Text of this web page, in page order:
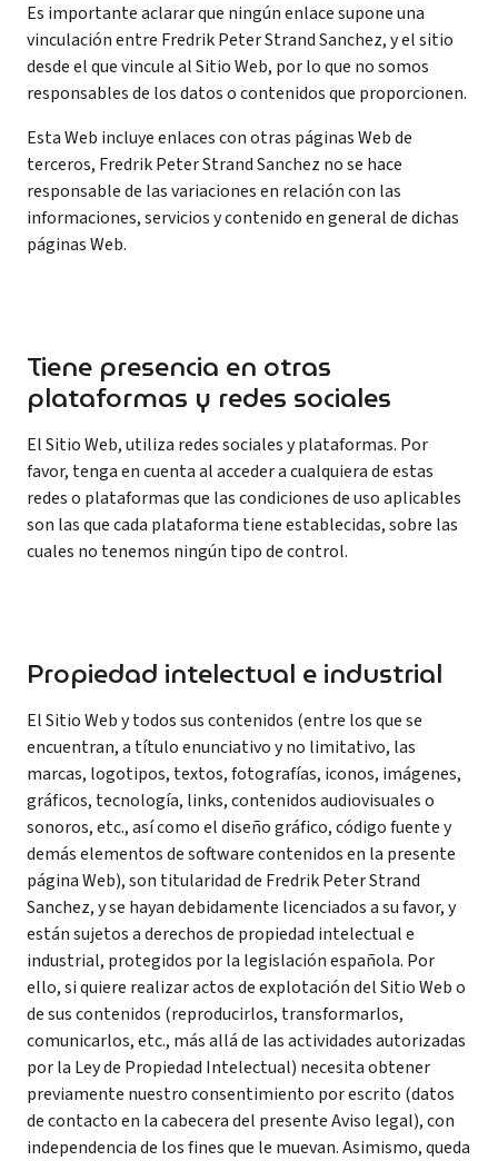
Es importante aclarar que ningún enlace supone una
vinculación entre Fredrik Peter Strand Sanchez, y el sitio
desde el que vincule al Sitio Web, por lo que no somos
responsables de los datos o contenidos que proporcionen.
Esta Web incluye enlaces con otras páginas Web de
terceros, Fredrik Peter Strand Sanchez no se hace
responsable de las variaciones en relación con las
informaciones, servicios y contenido en general de dichas
páginas Web.
Tiene presencia en otras
plataformas y redes sociales
El Sitio Web, utiliza redes sociales y plataformas. Por
favor, tenga en cuenta al acceder a cualquiera de estas
redes o plataformas que las condiciones de uso aplicables
son las que cada plataforma tiene establecidas, sobre las
cuales no tenemos ningún tipo de control.
Propiedad intelectual e industrial
El Sitio Web y todos sus contenidos (entre los que se
encuentran, a título enunciativo y no limitativo, las
marcas, logotipos, textos, fotografías, iconos, imágenes,
gráficos, tecnología, links, contenidos audiovisuales o
sonoros, etc., así como el diseño gráfico, código fuente y
demás elementos de software contenidos en la presente
página Web), son titularidad de Fredrik Peter Strand
Sanchez, y se hayan debidamente licenciados a su favor, y
están sujetos a derechos de propiedad intelectual e
industrial, protegidos por la legislación española. Por
ello, si quiere realizar actos de explotación del Sitio Web o
de sus contenidos (reproducirlos, transformarlos,
comunicarlos, etc., más allá de las actividades autorizadas
por la Ley de Propiedad Intelectual) necesita obtener
previamente nuestro consentimiento por escrito (datos
de contacto en la cabecera del presente Aviso legal), con
independencia de los fines que le muevan. Asimismo, queda